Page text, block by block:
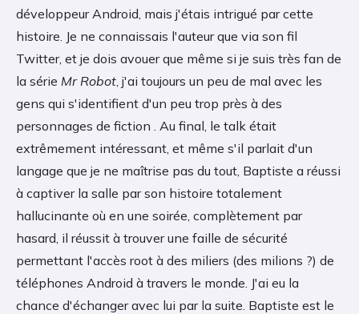
développeur Android, mais j'étais intrigué par cette
histoire. Je ne connaissais l'auteur que via son fil
Twitter, et je dois avouer que même si je suis très fan de
la série Mr Robot , j'ai toujours un peu de mal avec les
gens qui s'identifient d'un peu trop près à des
personnages de fiction . Au final, le talk était
extrêmement intéressant, et même s'il parlait d'un
langage que je ne maîtrise pas du tout, Baptiste a réussi
à captiver la salle par son histoire totalement
hallucinante où en une soirée, complètement par
hasard, il réussit à trouver une faille de sécurité
permettant l'accès root à des miliers (des milions ?) de
téléphones Android à travers le monde. J'ai eu la
chance d'échanger avec lui par la suite. Baptiste est le